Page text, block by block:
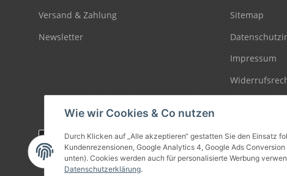
Wie wir Cookies & Co nutzen
Durch Klicken auf „Alle akzeptieren“ gestatten Sie den Einsatz
Kundenrezensionen, Google Analytics 4, Google Ads
unten). Cookies werden auch für personalisierte Werbung
Datenschutzerklärung.
Versand & Zahlung
Newsletter
Sitemap
Impressum
Vertrag widerrufen